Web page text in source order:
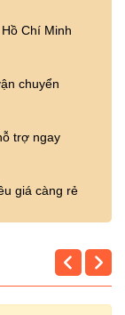
Chí Minh
chuyển
trợ ngay
giá càng rẻ